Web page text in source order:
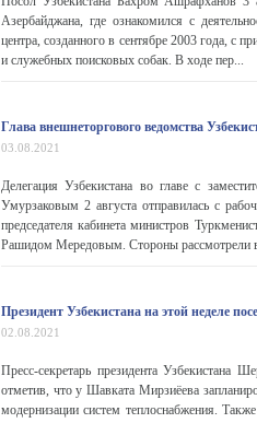
Азербайджана, где ознакомился с
центра, созданного в сентябре 2003 года, с
и служебных поисковых собак. В ходе пер...
Глава внешнеторгового ведомства
03.08.2021
Делегация Узбекистана во главе с
Умурзаковым 2 августа отправилась с
председателя кабинета министров
Рашидом Мередовым. Стороны рассмотрели
Президент Узбекистана на этой неделе
02.08.2021
Пресс-секретарь президента Узбекистана
отметив, что у Шавката Мирзиёева
модернизации систем теплоснабжения.